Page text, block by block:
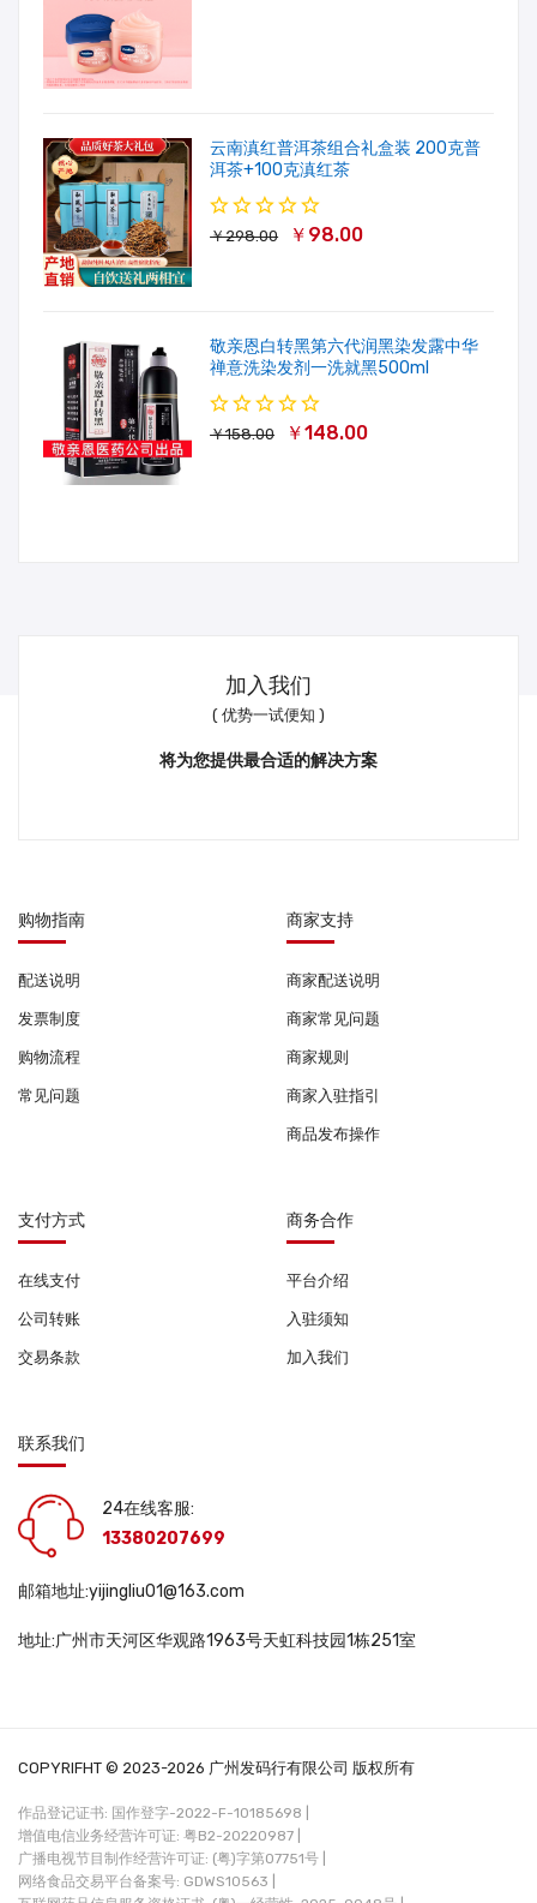
云南滇红普洱茶组合礼盒装 200克普
洱茶+100克滇红茶
￥298.00 ￥98.00
敬亲恩白转黑第六代润黑染发露中华
禅意洗染发剂一洗就黑500ml
￥158.00 ￥148.00
加入我们
( 优势一试便知 )
将为您提供最合适的解决方案
购物指南
配送说明
发票制度
购物流程
常见问题
商家支持
商家配送说明
商家常见问题
商家规则
商家入驻指引
商品发布操作
支付方式
在线支付
公司转账
交易条款
商务合作
平台介绍
入驻须知
加入我们
联系我们
24在线客服:
13380207699
邮箱地址:yijingliu01@163.com
地址:广州市天河区华观路1963号天虹科技园1栋251室
COPYRIFHT © 2023-2026 广州发码行有限公司 版权所有
作品登记证书: 国作登字-2022-F-10185698 |
增值电信业务经营许可证: 粤B2-20220987 |
广播电视节目制作经营许可证: (粤)字第07751号 |
网络食品交易平台备案号: GDWS10563 |